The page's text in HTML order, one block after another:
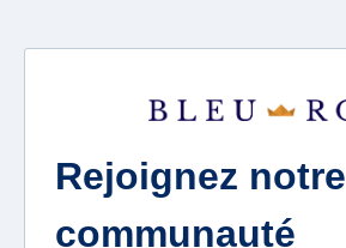
Rejoignez notre
communauté